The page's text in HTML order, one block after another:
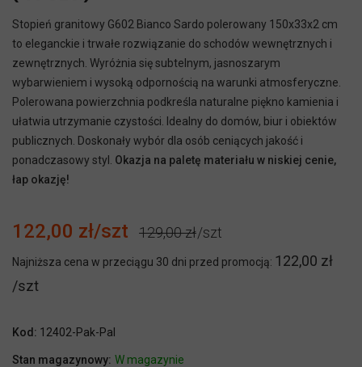
Stopień granitowy G602 Bianco Sardo polerowany 150x33x2 cm
to eleganckie i trwałe rozwiązanie do schodów wewnętrznych i
zewnętrznych. Wyróżnia się subtelnym, jasnoszarym
wybarwieniem i wysoką odpornością na warunki atmosferyczne.
Polerowana powierzchnia podkreśla naturalne piękno kamienia i
ułatwia utrzymanie czystości. Idealny do domów, biur i obiektów
publicznych. Doskonały wybór dla osób ceniących jakość i
ponadczasowy styl. Okazja na paletę materiału w niskiej cenie,
łap okazję!
122,00 zł 129,00 zł
Najniższa cena w przeciągu 30 dni przed promocją: 122,00 zł
Kod: 12402-Pak-Pal
Stan magazynowy: W magazynie